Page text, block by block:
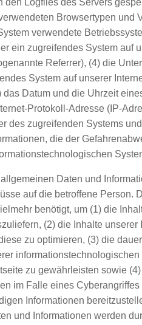
den Logfiles des Servers
Browsertypen und
verwendete
ein zugreifendes System auf
Referrer), (4) die
System auf unserer
das Datum und die Uhrzeit
Protokoll-Adresse (IP-
des zugreifenden Systems
die der
Daten und
auf die betroffene Person.
benötigt, um (1) die
(2) die Inhalte unserer
zu optimieren, (3) die
zu gewährleisten sowie
im Falle eines Cyberangriffes
Informationen
und Informationen werden